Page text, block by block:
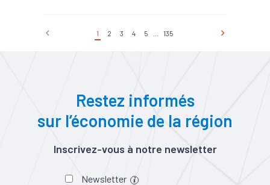
1 2 3 4 5 135
Restez informés
sur l’économie de la région
Inscrivez-vous à notre newsletter
Newsletter